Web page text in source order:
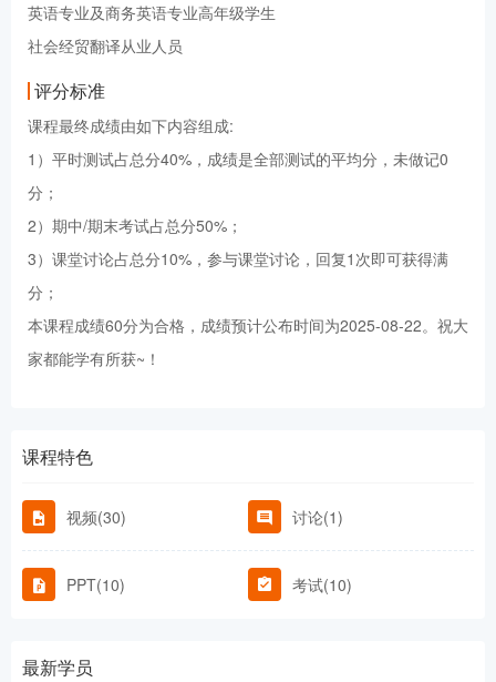
英语专业及商务英语专业高年级学生
社会经贸翻译从业人员
评分标准
课程最终成绩由如下内容组成:
1）平时测试占总分40%，成绩是全部测试的平均分，未做记0
分；
2）期中/期末考试占总分50%；
3）课堂讨论占总分10%，参与课堂讨论，回复1次即可获得满
分；
本课程成绩60分为合格，成绩预计公布时间为2025-08-22。祝大
家都能学有所获~！
课程特色
视频(30) 讨论(1)
PPT(10) 考试(10)
最新学员